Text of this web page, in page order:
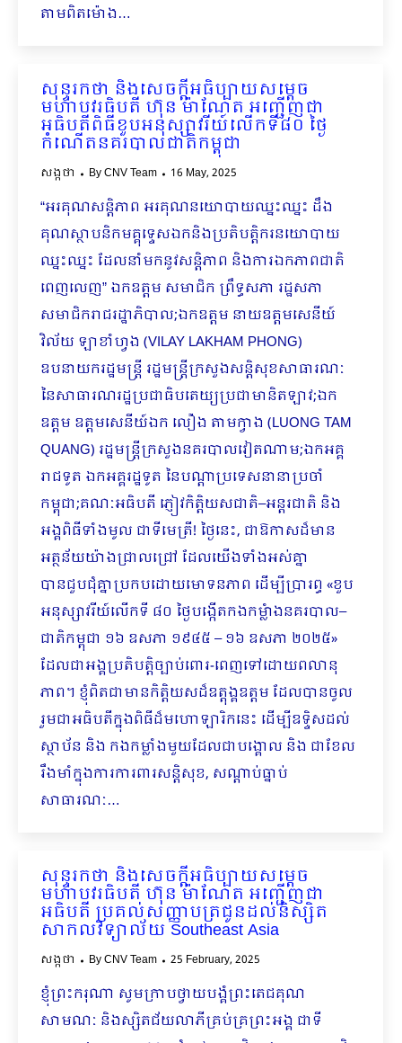
តាមពិតម៉ោង…
សុន្ទរកថា និងសេចក្ដីអធិប្បាយសម្ដេច
មហាបវរធិបតី ហ៊ុន ម៉ាណែត អញ្ជើញជា
អធិបតីពិធីខួបអនុស្សាវរីយ៍លើកទី៨០ ថ្ងៃ
កំណើតនគរបាលជាតិកម្ពុជា
សង្កថា ByCNV Team 16 May, 2025
“អរគុណសន្តិភាព ​អរគុណនយោបាយឈ្នះឈ្នះ ដឹង
គុណស្ថាបនិកមគ្គុទ្ទេសឯក​និងប្រតិបត្តិករនយោបាយ
ឈ្នះឈ្នះ ដែលនាំមកនូវសន្តិភាព និងការឯកភាពជាតិ
ពេញលេញ” ឯកឧត្តម សមាជិក ព្រឹទ្ធសភា រដ្ឋសភា
សមាជិករាជរដ្ឋាភិបាល​;ឯកឧត្តម នាយឧត្តមសេនីយ៍
វិល័យ ឡាខាំហ្វង (VILAY LAKHAM PHONG)
ឧបនាយករដ្ឋមន្ត្រី រដ្ឋមន្ត្រីក្រសួងសន្តិសុខសាធារណៈ
នៃសាធារណរដ្ឋប្រជាធិបតេយ្យប្រជាមានិតឡាវ;ឯក
ឧត្តម ឧត្តមសេនីយ៍ឯក លឿង តាមក្វាង (LUONG TAM
QUANG) រដ្ឋមន្ត្រីក្រសួងនគរបាលវៀតណាម;ឯកអគ្គ
រាជទូត ឯកអគ្គរដ្ឋទូត នៃបណ្ដាប្រទេសនានាប្រចាំ
កម្ពុជា;គណៈអធិបតី ភ្ញៀវកិត្តិយសជាតិ–អន្តរជាតិ ​និង​
អង្គពិធីទាំងមូល ជាទីមេត្រី! ថ្ងៃនេះ, ជាឱកាសដ៏មាន
អត្ថន័យយ៉ាងជ្រាលជ្រៅ ដែលយើងទាំងអស់គ្នា
បានជួបជុំគ្នាប្រកបដោយមោទនភាព ដើម្បីប្រារព្ធ «ខួប
អនុស្សាវរីយ៍លើកទី ៨០ ថ្ងៃបង្កើតកងកម្លំាងនគរ​បាល–
ជាតិកម្ពុជា ១៦ ឧសភា ១៩៤៥ – ១៦ ឧសភា ២០២៥»
ដែលជាអង្គប្រតិបត្តិច្បាប់ពោរ-ពេញទៅ​​​ដោយ​ពលានុ
ភាព។​ ខ្ញុំពិតជាមានកិត្តិយសដ៏ឧត្តុង្គឧត្តម ដែលបានចូល
រួមជាអធិបតីក្នុងពិធីដ៏មហោឡារិកនេះ ដើម្បីឧទ្ទិសដល់
ស្ថាប័ន និង កងកម្លាំងមួយដែលជាបង្គោល និង ជាខែល
រឹងមាំក្នុងការការពារសន្តិសុខ, សណ្ដាប់ធ្នាប់
សាធារណៈ…
សុន្ទរកថា និងសេចក្ដីអធិប្បាយសម្ដេច
មហាបវរធិបតី ហ៊ុន ម៉ាណែត អញ្ជើញជា
អធិបតី ប្រគល់សញ្ញាបត្រជូនដល់និស្សិត
សាកលវិទ្យាល័យ Southeast Asia
សង្កថា ByCNV Team 25 February, 2025
ខ្ញុំព្រះករុណា សូមក្រាបថ្វាយបង្គំព្រះតេជគុណ
សាមណៈ ​​និងស្សិតជ័យលាភីគ្រប់គ្រព្រះអង្គ ជាទី